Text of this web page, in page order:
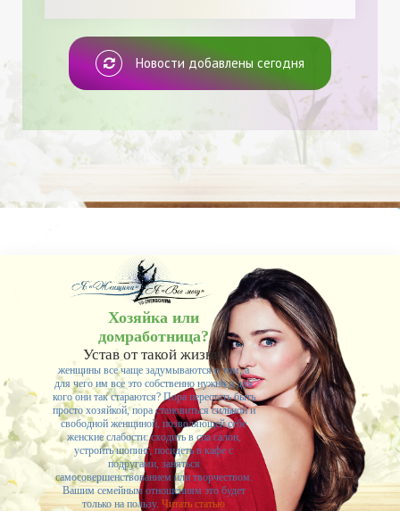
Новости добавлены сегодня
Хозяйка или
домработница?
Устав от такой жизни,
женщины все чаще задумываются о том, а
для чего им все это собственно нужно и для
кого они так стараются? Пора перестать быть
просто хозяйкой, пора становиться сильной и
свободной женщиной, позволяющей себе
женские слабости: сходить в спа салон,
устроить шопинг, посидеть в кафе с
подругами, заняться
самосовершенствованием или творчеством.
Вашим семейным отношениям это будет
только на пользу. Читать статью